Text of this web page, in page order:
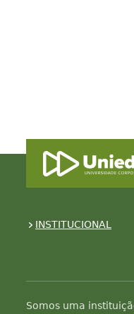
INSTITUCIONAL
Somos uma